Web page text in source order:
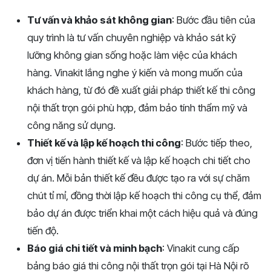
Tư vấn và khảo sát không gian: Bước đầu tiên của
quy trình là tư vấn chuyên nghiệp và khảo sát kỹ
lưỡng không gian sống hoặc làm việc của khách
hàng. Vinakit lắng nghe ý kiến và mong muốn của
khách hàng, từ đó đề xuất giải pháp thiết kế thi công
nội thất trọn gói phù hợp, đảm bảo tính thẩm mỹ và
công năng sử dụng.
Thiết kế và lập kế hoạch thi công: Bước tiếp theo,
đơn vị tiến hành thiết kế và lập kế hoạch chi tiết cho
dự án. Mỗi bản thiết kế đều được tạo ra với sự chăm
chút tỉ mỉ, đồng thời lập kế hoạch thi công cụ thể, đảm
bảo dự án được triển khai một cách hiệu quả và đúng
tiến độ.
Báo giá chi tiết và minh bạch: Vinakit cung cấp
bảng báo giá thi công nội thất trọn gói tại Hà Nội rõ